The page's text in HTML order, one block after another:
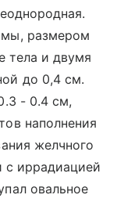
размером
тела и двумя
до 0,4 см.
- 0.4 см,
наполнения
желчного
с иррадиацией
овальное